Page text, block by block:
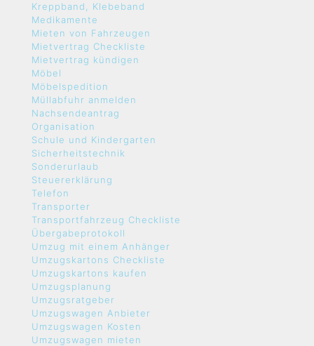
Kreppband, Klebeband
Medikamente
Mieten von Fahrzeugen
Mietvertrag Checkliste
Mietvertrag kündigen
Möbel
Möbelspedition
Müllabfuhr anmelden
Nachsendeantrag
Organisation
Schule und Kindergarten
Sicherheitstechnik
Sonderurlaub
Steuererklärung
Telefon
Transporter
Transportfahrzeug Checkliste
Übergabeprotokoll
Umzug mit einem Anhänger
Umzugskartons Checkliste
Umzugskartons kaufen
Umzugsplanung
Umzugsratgeber
Umzugswagen Anbieter
Umzugswagen Kosten
Umzugswagen mieten